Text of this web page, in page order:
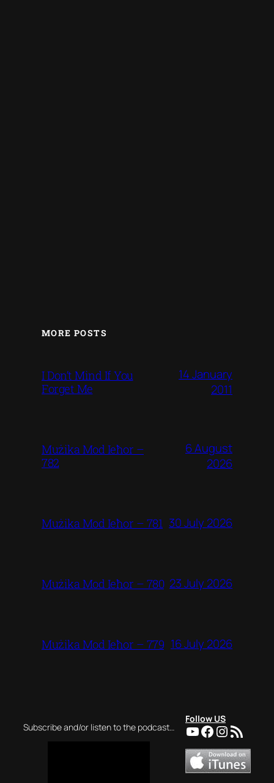
MORE POSTS
I Don’t Mind If You
Forget Me
14 January
2011
Mużika Mod Ieħor –
782
6 August
2026
Mużika Mod Ieħor – 781 30 July 2026
Mużika Mod Ieħor – 780 23 July 2026
Mużika Mod Ieħor – 779 16 July 2026
Subscribe and/or listen to the podcast…
Follow US
YouTube
Facebook
RSS Feed